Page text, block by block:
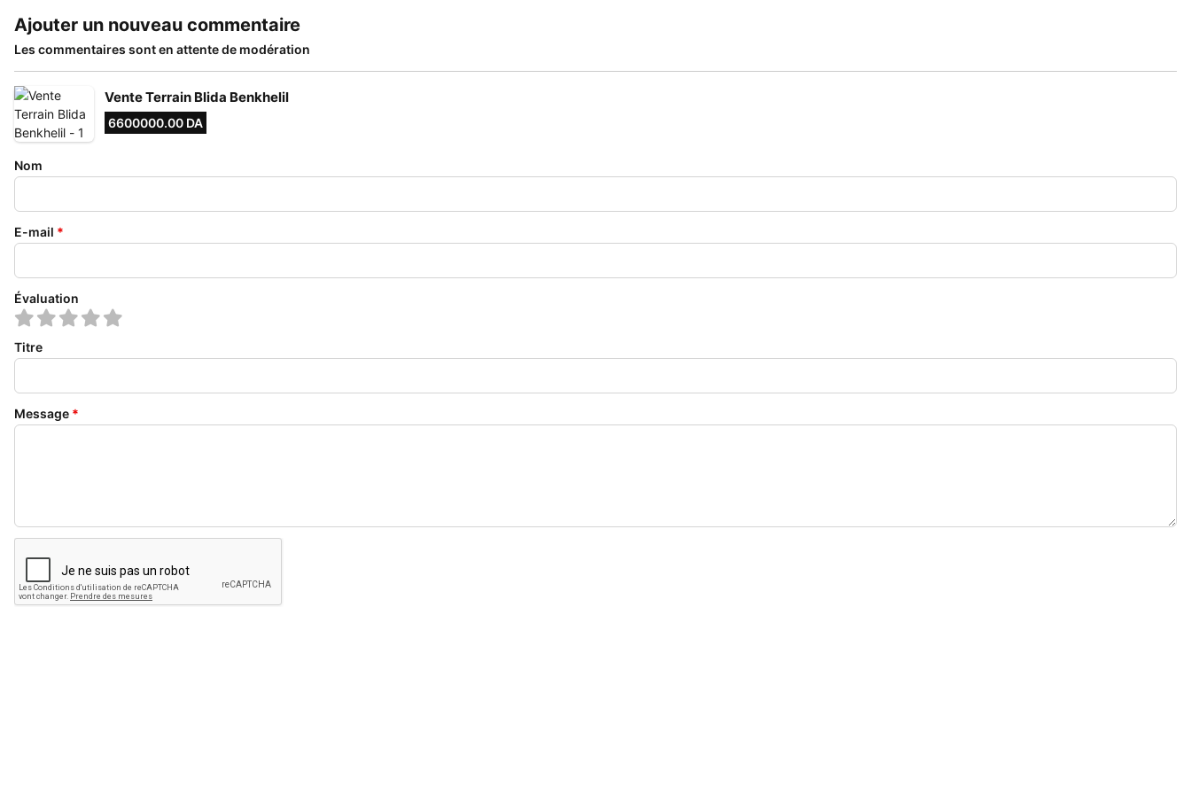
Ajouter un nouveau commentaire
Les commentaires sont en attente de modération
Vente Terrain Blida Benkhelil
6600000.00 DA
Nom
E-mail *
Évaluation
Titre
Message *